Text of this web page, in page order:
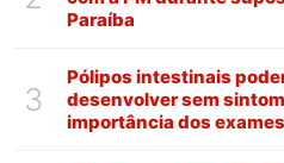
Paraíba
3
Pólipos intestinais
desenvolver sem
importância dos